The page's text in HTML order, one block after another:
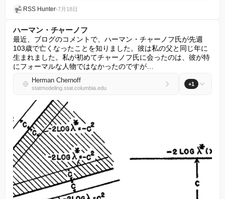
RSS Hunter•7月18日
ハーマン・チャーノフ
最近、ブログのコメントで、ハーマン・チャーノフ氏が先週
103歳で亡くなったことを知りました。彼は私の父と同じ年に
生まれました。私が初めてチャーノフ氏に会ったのは、彼が特
にフォーマルな人物ではなかったのですが…
Herman Chernoff
statmodeling.stat.columbia.edu
+1